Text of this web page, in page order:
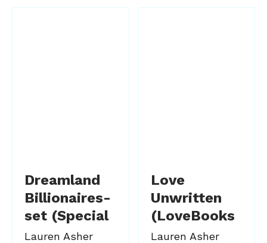
Dreamland
Billionaires-
set (Special
Edition)
Lauren Asher
Love
Unwritten
(LoveBooks
editie)
Lauren Asher